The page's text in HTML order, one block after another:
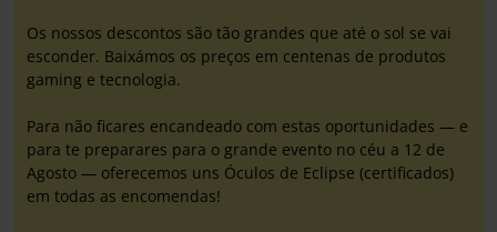
Os nossos descontos são tão grandes que até o sol se vai
esconder. Baixámos os preços em centenas de produtos
gaming e tecnologia.
Para não ficares encandeado com estas oportunidades — e
para te preparares para o grande evento no céu a 12 de
Agosto — oferecemos uns Óculos de Eclipse (certificados)
em todas as encomendas!